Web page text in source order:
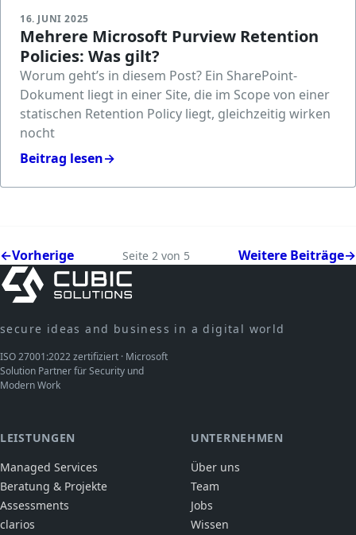
16. JUNI 2025
Mehrere Microsoft Purview Retention
Policies: Was gilt?
Worum geht’s in diesem Post? Ein SharePoint-
Dokument liegt in einer Site, die im Scope von einer
statischen Retention Policy liegt, gleichzeitig wirken
nocht
Beitrag lesen→
←Vorherige Seite 2 von 5 Weitere Beiträge→
secure ideas and business in a digital world
ISO 27001:2022 zertifiziert · Microsoft
Solution Partner für Security und
Modern Work
LEISTUNGEN
Managed Services
Beratung & Projekte
Assessments
clarios
UNTERNEHMEN
Über uns
Team
Jobs
Wissen